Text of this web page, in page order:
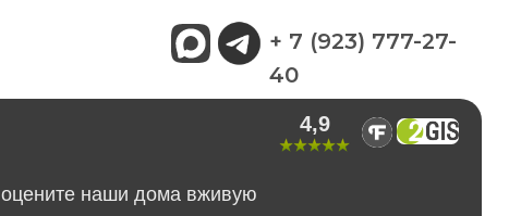
4,9
оцените наши дома вживую
+ 7 (923) 777-27-
40